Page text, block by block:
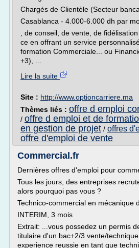
Chargés de Clientèle (Secteur
Casablanca - 4.000-6.000 dh par
, de conseil, de vente, de
ce en offrant un service
formation Commerciale... ou
+3), ...
Lire la suite
Site : http://www.optioncarriere.ma
Thèmes liés : offre d emploi
/ offre d emploi et de
en gestion de projet / offres
offre d'emploi de vente
Commercial.fr
Dernières offres d'emploi pour
Tous les jours, des entreprises
alors pourquoi pas vous ?
Technico-commercial en mécanique
INTERIM, 3 mois
Extrait: ...vous possedez un permis
titulaire d'un bac+2/3 vente/
experience reussie en tant que